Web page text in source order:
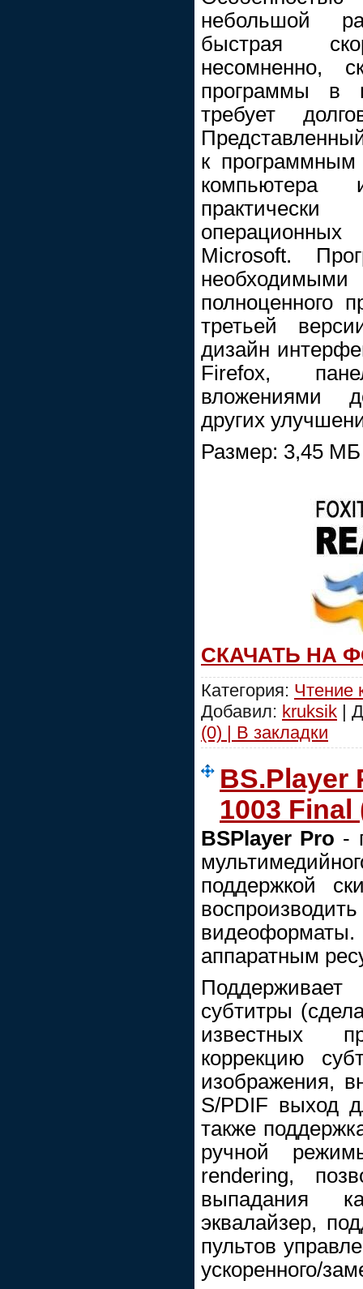
небольшой
быстрая
несомненно,
программы в
требует
к
компьютера
Microsoft.
полноценного
третьей
дизайн
Firefox,
вложениями
других
Размер: 3,45 МБ
СКАЧАТЬ НА
Категория: Чтение
Добавил: kruksik |
(0) | В закладки
BS.Player
1003 Final
BSPlayer Pro -
поддержкой
видеоформаты.
аппаратным
субтитры
известных
коррекцию
изображения,
S/PDIF выход
также
ручной
rendering,
выпадания
эквалайзер,
пультов
ускоренного/